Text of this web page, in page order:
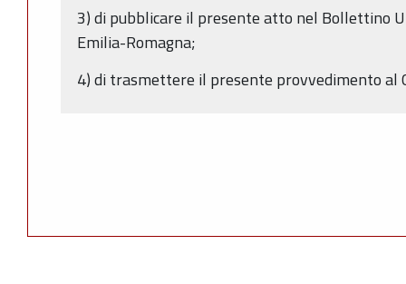
3) di pubblicare il presente atto nel Bollettino
Emilia-Romagna;
4) di trasmettere il presente provvedimento al